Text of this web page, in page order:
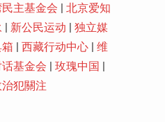
主基金会 | 北京爱知
| 新公民运动 | 独立媒
| 西藏行动中心 | 维
话基金会 | 玫瑰中国 |
犯關注